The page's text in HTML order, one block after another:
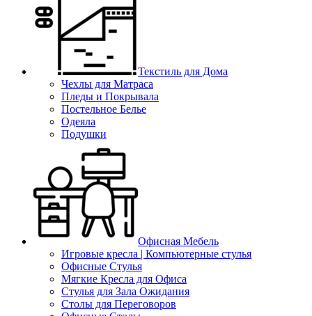
Текстиль для Дома
Чехлы для Матраса
Пледы и Покрывала
Постельное Белье
Одеяла
Подушки
Офисная Мебель
Игровые кресла | Компьютерные стулья
Офисные Стулья
Мягкие Кресла для Офиса
Стулья для Зала Ожидания
Столы для Переговоров